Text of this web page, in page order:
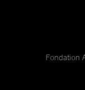
Fondation